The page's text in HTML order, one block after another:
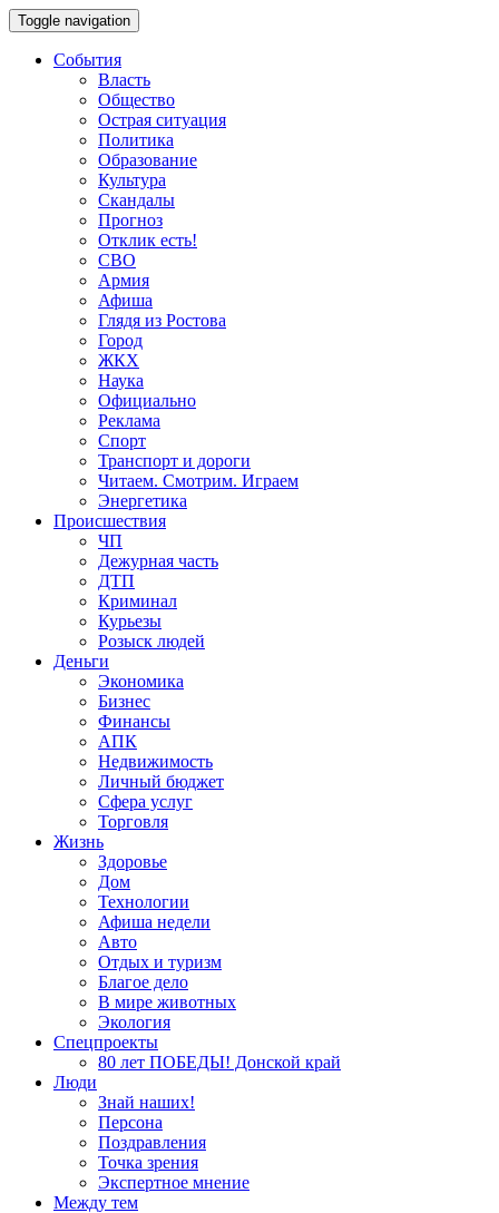
Toggle navigation
События
Власть
Общество
Острая ситуация
Политика
Образование
Культура
Скандалы
Прогноз
Отклик есть!
СВО
Армия
Афиша
Глядя из Ростова
Город
ЖКХ
Наука
Официально
Реклама
Спорт
Транспорт и дороги
Читаем. Смотрим. Играем
Энергетика
Происшествия
ЧП
Дежурная часть
ДТП
Криминал
Курьезы
Розыск людей
Деньги
Экономика
Бизнес
Финансы
АПК
Недвижимость
Личный бюджет
Сфера услуг
Торговля
Жизнь
Здоровье
Дом
Технологии
Афиша недели
Авто
Отдых и туризм
Благое дело
В мире животных
Экология
Спецпроекты
80 лет ПОБЕДЫ! Донской край
Люди
Знай наших!
Персона
Поздравления
Точка зрения
Экспертное мнение
Между тем